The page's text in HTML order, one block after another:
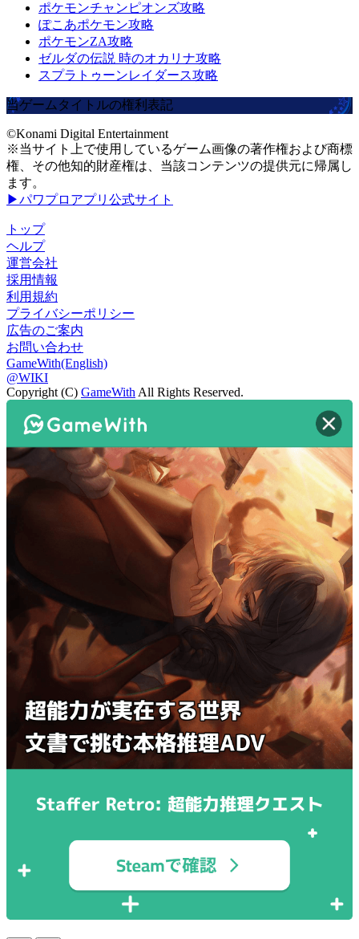
ポケモンチャンピオンズ攻略
ぽこあポケモン攻略
ポケモンZA攻略
ゼルダの伝説 時のオカリナ攻略
スプラトゥーンレイダース攻略
当ゲームタイトルの権利表記
©Konami Digital Entertainment
※当サイト上で使用しているゲーム画像の著作権および商標
権、その他知的財産権は、当該コンテンツの提供元に帰属し
ます。
▶パワプロアプリ公式サイト
トップ
ヘルプ
運営会社
採用情報
利用規約
プライバシーポリシー
広告のご案内
お問い合わせ
GameWith(English)
@WIKI
Copyright (C) GameWith All Rights Reserved.